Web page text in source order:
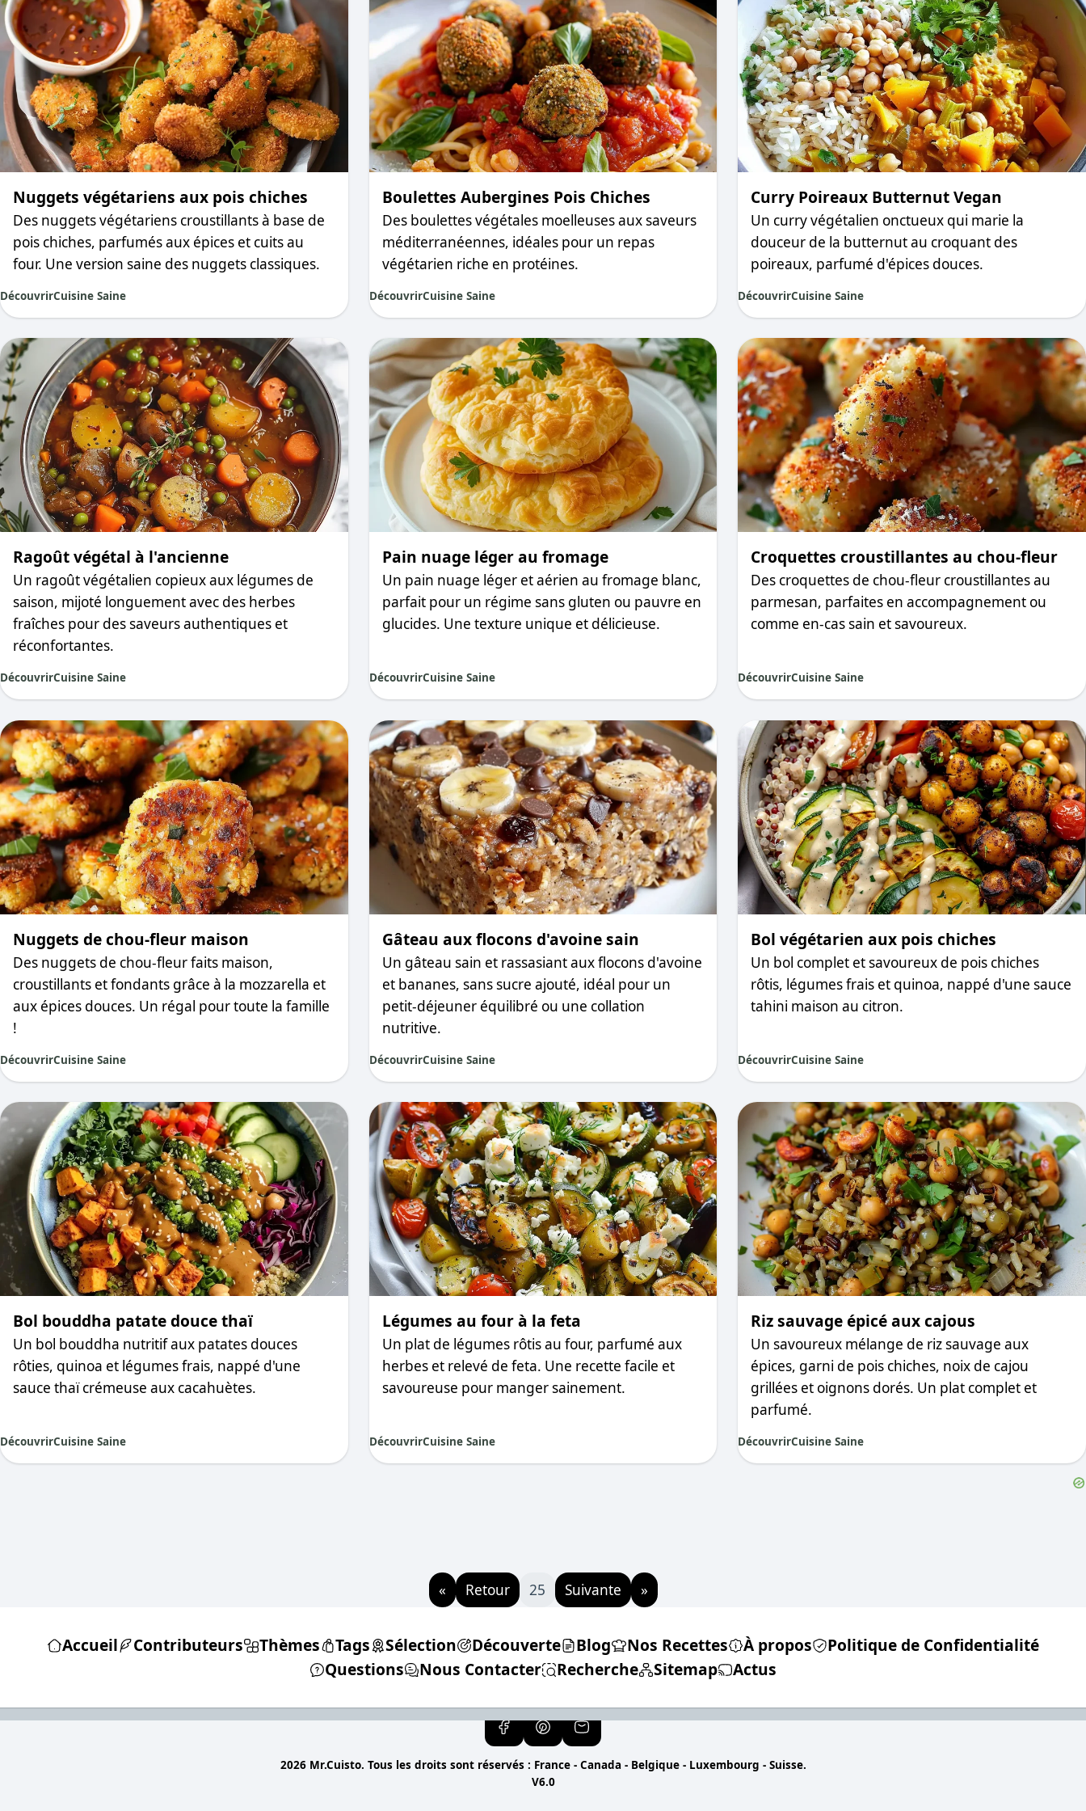
Nuggets végétariens aux pois chiches
Des nuggets végétariens croustillants à base de
pois chiches, parfumés aux épices et cuits au
four. Une version saine des nuggets classiques.
DécouvrirCuisine Saine
Boulettes Aubergines Pois Chiches
Des boulettes végétales moelleuses aux saveurs
méditerranéennes, idéales pour un repas
végétarien riche en protéines.
DécouvrirCuisine Saine
Curry Poireaux Butternut Vegan
Un curry végétalien onctueux qui marie la
douceur de la butternut au croquant des
poireaux, parfumé d'épices douces.
DécouvrirCuisine Saine
Ragoût végétal à l'ancienne
Un ragoût végétalien copieux aux légumes de
saison, mijoté longuement avec des herbes
fraîches pour des saveurs authentiques et
réconfortantes.
DécouvrirCuisine Saine
Pain nuage léger au fromage
Un pain nuage léger et aérien au fromage blanc,
parfait pour un régime sans gluten ou pauvre en
glucides. Une texture unique et délicieuse.
DécouvrirCuisine Saine
Croquettes croustillantes au chou-fleur
Des croquettes de chou-fleur croustillantes au
parmesan, parfaites en accompagnement ou
comme en-cas sain et savoureux.
DécouvrirCuisine Saine
Nuggets de chou-fleur maison
Des nuggets de chou-fleur faits maison,
croustillants et fondants grâce à la mozzarella et
aux épices douces. Un régal pour toute la famille
!
DécouvrirCuisine Saine
Gâteau aux flocons d'avoine sain
Un gâteau sain et rassasiant aux flocons d'avoine
et bananes, sans sucre ajouté, idéal pour un
petit-déjeuner équilibré ou une collation
nutritive.
DécouvrirCuisine Saine
Bol végétarien aux pois chiches
Un bol complet et savoureux de pois chiches
rôtis, légumes frais et quinoa, nappé d'une sauce
tahini maison au citron.
DécouvrirCuisine Saine
Bol bouddha patate douce thaï
Un bol bouddha nutritif aux patates douces
rôties, quinoa et légumes frais, nappé d'une
sauce thaï crémeuse aux cacahuètes.
DécouvrirCuisine Saine
Légumes au four à la feta
Un plat de légumes rôtis au four, parfumé aux
herbes et relevé de feta. Une recette facile et
savoureuse pour manger sainement.
DécouvrirCuisine Saine
Riz sauvage épicé aux cajous
Un savoureux mélange de riz sauvage aux
épices, garni de pois chiches, noix de cajou
grillées et oignons dorés. Un plat complet et
parfumé.
DécouvrirCuisine Saine
« Retour 25 Suivante »
Accueil Contributeurs Thèmes Tags Sélection Découverte Blog Nos Recettes À propos
Politique de Confidentialité
Questions
Nous Contacter Recherche Sitemap Actus
2026 Mr.Cuisto. Tous les droits sont réservés : France - Canada - Belgique - Luxembourg - Suisse.
V6.0